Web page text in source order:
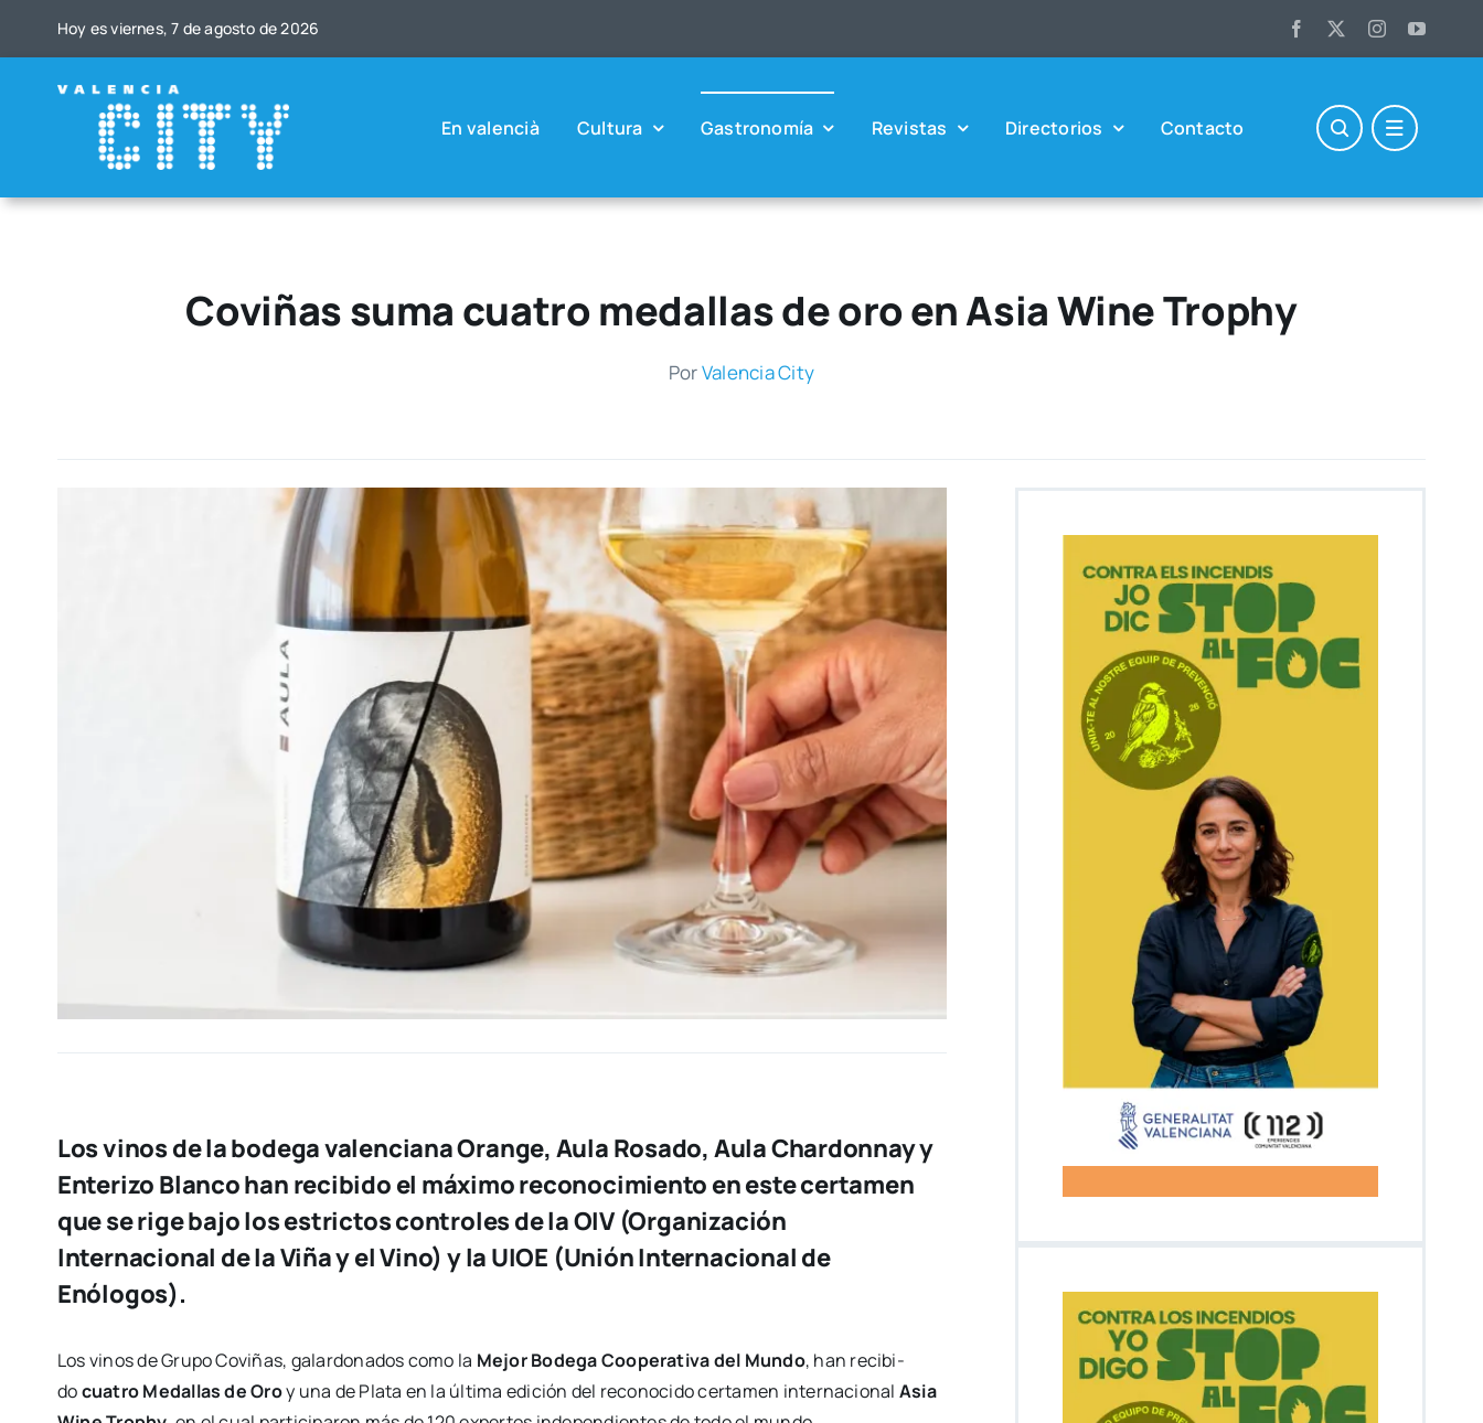
Hoy es vier­nes, 7 de agos­to de 2026
En valen­cià Cul­tu­ra Gas­tro­no­mía Revis­tas Direc­to­rios Con­tac­to
Coviñas suma cuatro medallas de oro en Asia Wine Trophy
PorValen­cia City
Los vinos de la bodega valenciana Orange, Aula Rosado, Aula Chardonnay y
Enterizo Blanco han recibido el máximo reconocimiento en este certamen
que se rige bajo los estrictos controles de la OIV (Organización
Internacional de la Viña y el Vino) y la UIOE (Unión Internacional de
Enólogos).
Los vinos de Gru­po Covi­ñas, galar­do­na­dos como la Mejor Bode­ga Coope­ra­ti­va del Mun­do, han reci­bi­
docua­tro Meda­llas de Oroy una de Pla­ta en la últi­ma edi­ción del reco­no­ci­do cer­ta­men inter­na­cio­nal Asia